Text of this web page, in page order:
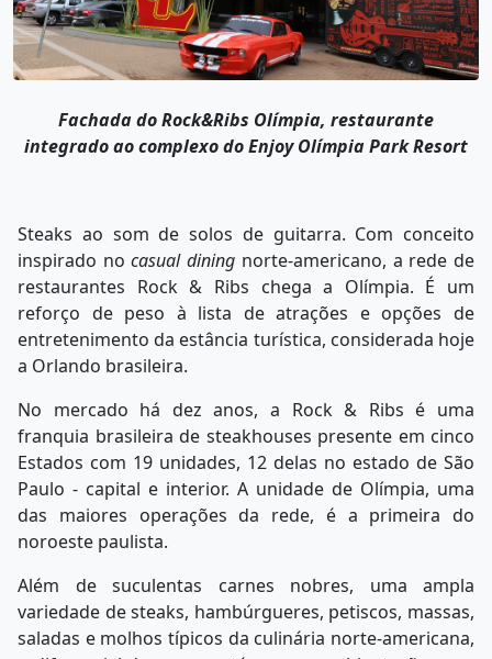
Fachada do Rock&Ribs Olímpia, restaurante
integrado ao complexo do Enjoy Olímpia Park Resort
Steaks ao som de solos de guitarra. Com conceito
inspirado nocasual dining norte-americano, a rede de
restaurantes Rock & Ribs chega a Olímpia. É um
reforço de peso à lista de atrações e opções de
entretenimento da estância turística, considerada hoje
a Orlando brasileira.
No mercado há dez anos, a Rock & Ribs é uma
franquia brasileira de steakhouses presente em cinco
Estados com 19 unidades, 12 delas no estado de São
Paulo - capital e interior. A unidade de Olímpia, uma
das maiores operações da rede, é a primeira do
noroeste paulista.
Além de suculentas carnes nobres, uma ampla
variedade de steaks, hambúrgueres, petiscos, massas,
saladas e molhos típicos da culinária norte-americana,